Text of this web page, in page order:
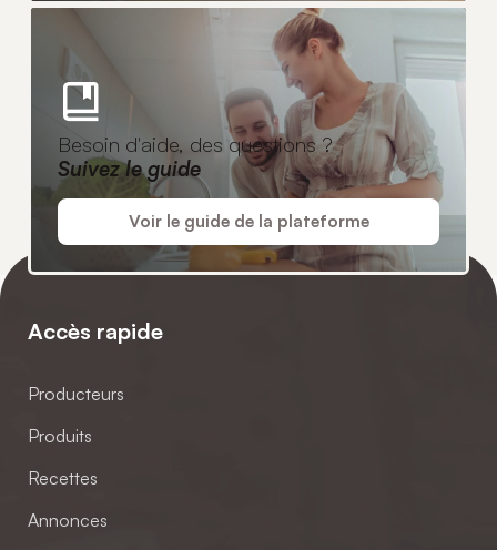
Besoin d'aide, des questions ?
Suivez le guide
Voir le guide de la plateforme
Accès rapide
Producteurs
Produits
Recettes
Annonces